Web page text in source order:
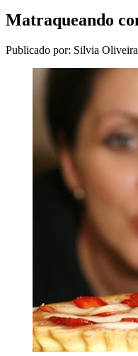
Matraqueando
Publicado por: Silvia Oliveira